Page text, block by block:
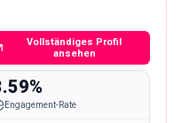
Vollständiges Profil
ansehen
Engagement-Rate